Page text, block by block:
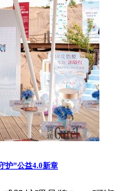
护”公益4.0新章